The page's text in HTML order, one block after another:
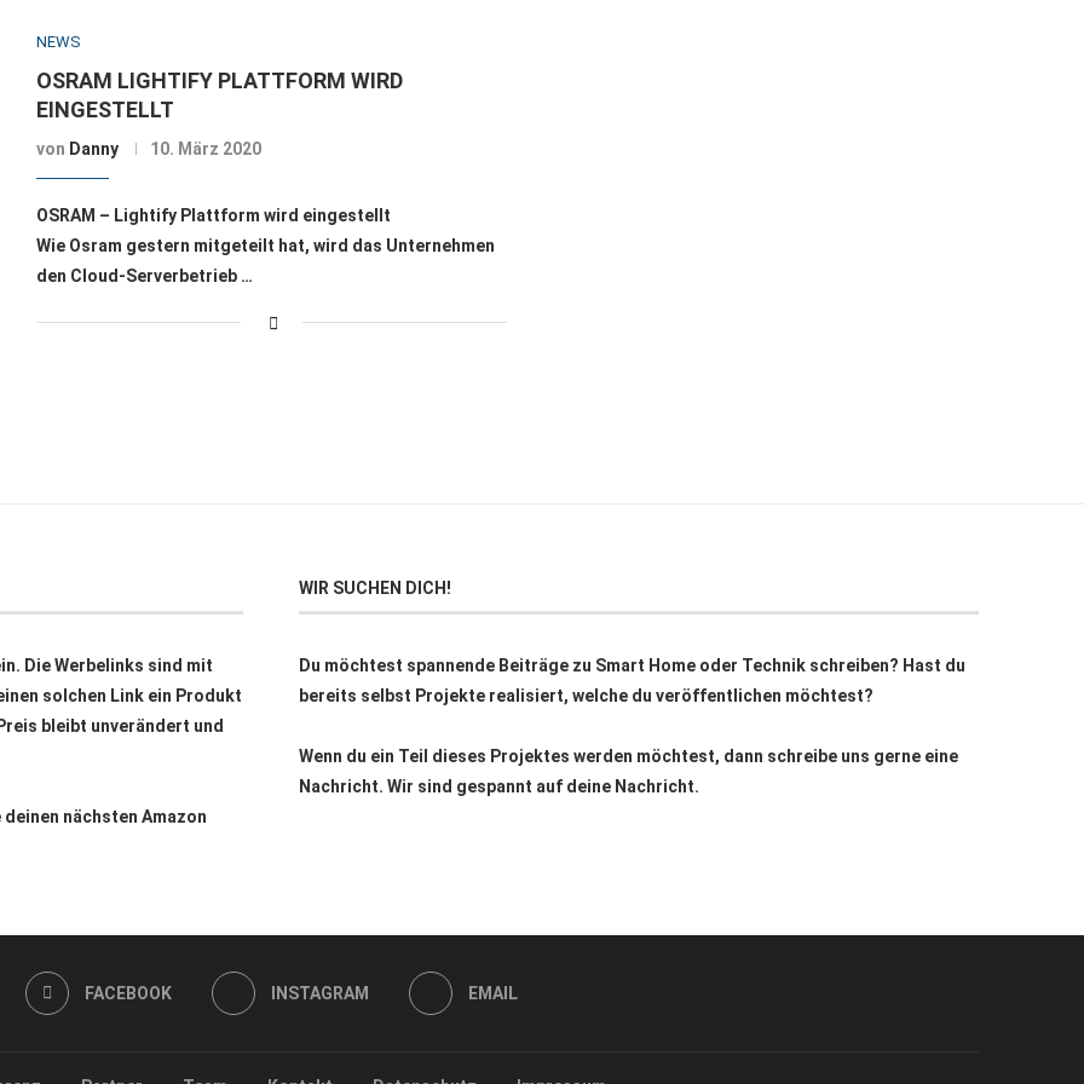
NEWS
OSRAM LIGHTIFY PLATTFORM WIRD
EINGESTELLT
von Danny 10. März 2020
OSRAM – Lightify Plattform wird eingestellt
Wie Osram gestern mitgeteilt hat, wird das Unternehmen
den Cloud-Serverbetrieb …
Die Werbelinks sind mit
solchen Link ein Produkt
bleibt unverändert und
nächsten Amazon
WIR SUCHEN DICH!
Du möchtest spannende Beiträge zu Smart Home oder Technik schreiben? Hast du
bereits selbst Projekte realisiert, welche du veröffentlichen möchtest?
Wenn du ein Teil dieses Projektes werden möchtest, dann schreibe uns gerne eine
Nachricht. Wir sind gespannt auf deine Nachricht.
FACEBOOK INSTAGRAM EMAIL